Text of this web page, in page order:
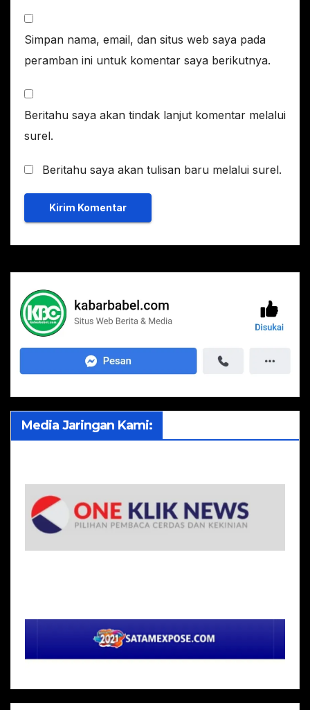
Simpan nama, email, dan situs web saya pada
peramban ini untuk komentar saya berikutnya.
Beritahu saya akan tindak lanjut komentar melalui
surel.
Beritahu saya akan tulisan baru melalui surel.
Media Jaringan Kami: